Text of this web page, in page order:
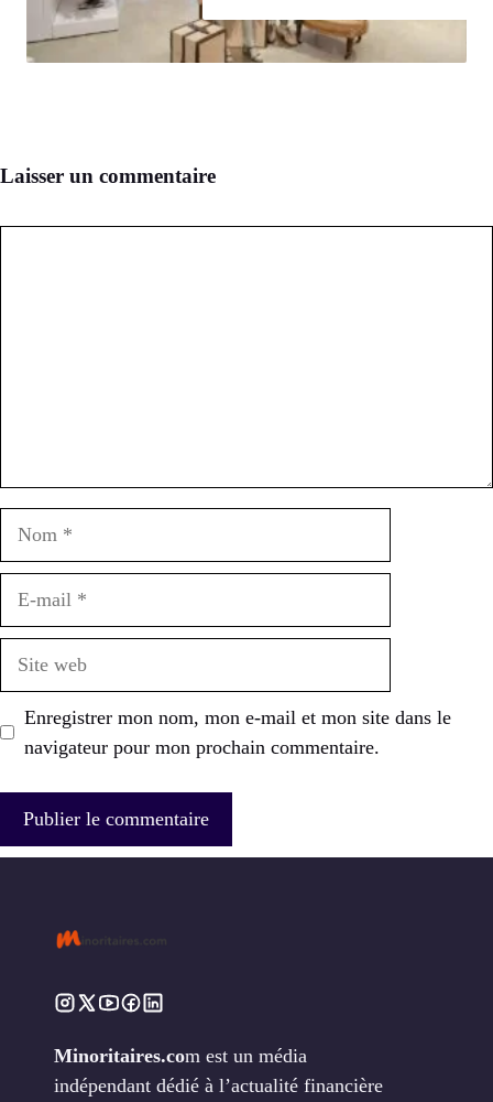
Laisser un commentaire
Enregistrer mon nom, mon e-mail et mon site dans le
navigateur pour mon prochain commentaire.
Minoritaires.com est un média
indépendant dédié à l’actualité financière